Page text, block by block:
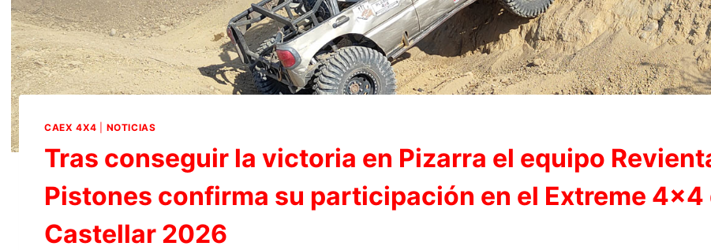
CAEX 4X4 NOTICIAS
Tras conseguir la victoria en Pizarra el equipo
Pistones confirma su participación en el Extreme 4×4
Castellar 2026